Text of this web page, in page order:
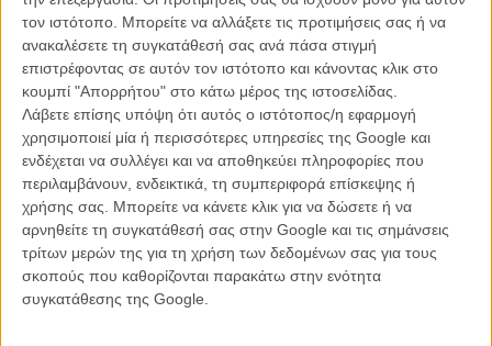
τον ιστότοπο. Μπορείτε να αλλάξετε τις προτιμήσεις σας ή να
ανακαλέσετε τη συγκατάθεσή σας ανά πάσα στιγμή
επιστρέφοντας σε αυτόν τον ιστότοπο και κάνοντας κλικ στο
κουμπί "Απορρήτου" στο κάτω μέρος της ιστοσελίδας.
Λάβετε επίσης υπόψη ότι αυτός ο ιστότοπος/η εφαρμογή
χρησιμοποιεί μία ή περισσότερες υπηρεσίες της Google και
ενδέχεται να συλλέγει και να αποθηκεύει πληροφορίες που
περιλαμβάνουν, ενδεικτικά, τη συμπεριφορά επίσκεψης ή
χρήσης σας. Μπορείτε να κάνετε κλικ για να δώσετε ή να
αρνηθείτε τη συγκατάθεσή σας στην Google και τις σημάνσεις
τρίτων μερών της για τη χρήση των δεδομένων σας για τους
σκοπούς που καθορίζονται παρακάτω στην ενότητα
συγκατάθεσης της Google.
Ε.Κ.Κ. είτε από μερίδα των Μ.Μ.Ε. Είναι εντυπωσιακό, ως αρνητικό
φαινόμενο, το γεγονός ότι κατ’επανάληψη μας ζητήθηκε να μην
εφαρμόσουμε τον Ν.3905/10, αν και ως όργανο διοίκησης
εποπτευόμενου Φορέα αυτό ακριβώς οφείλαμε πρωτίστως να
πράξουμε. Αυτό το – τουλάχιστον παράδοξο – αίτημα διατυπώθηκε
για ζητήματα όπως ο διορισμός των Διευθυντών του Ε.Κ.Κ., η ίδρυση
και στελέχωση του HELLENIC FILM COMMISSION, η διενέργεια
οικονομικού και διαχειριστικού ελέγχου για παλαιότερες χρήσεις, η
επωφελής για το Δημόσιο επίλυση του κτηριακού κ.α. Παρ’όλ’αυτά,
έστω και με καθυστερήσεις οι οποίες κατά κύριο λόγο οφείλονταν στις
παραπάνω αντιδράσεις, οι αποφάσεις αυτές εφαρμόστηκαν, γεγονός
που μας κάνει υπερήφανους ως Δ.Σ. του Ε.Κ.Κ. Ειδικότερα δε, σε ό,τι
αφορά στα πορίσματα του διαχειριστικού ελέγχου τα οποία
αναμένονται εντός των προσεχών εβδομάδων, αυτά θα αποτελέσουν